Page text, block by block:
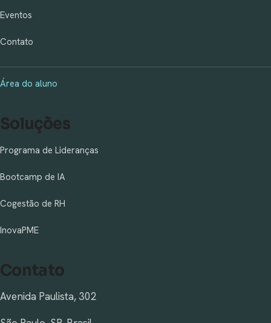
Eventos
Contato
Área do aluno
Soluções
Programa de Lideranças
Bootcamp de IA
Cogestão de RH
InovaPME
Contato
Avenida Paulista, 302